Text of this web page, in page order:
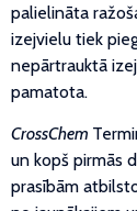
palielināta
izejvielu tiek
nepārtrauktā
pamatota.
CrossChem
un kopš pirmās
prasībām